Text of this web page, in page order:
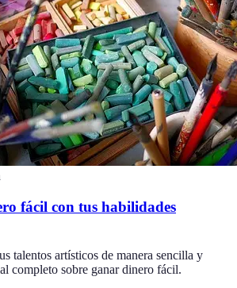
fácil con tus habilidades
talentos artísticos de manera sencilla y
completo sobre ganar dinero fácil.